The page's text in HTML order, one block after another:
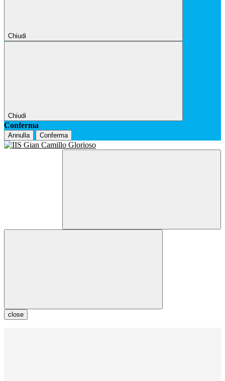
Chiudi
Chiudi
Conferma
Annulla Conferma
close